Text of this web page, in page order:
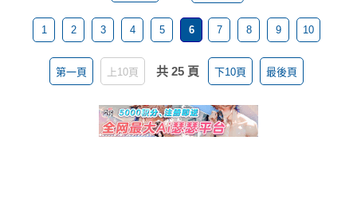
1 2 3 4 5 6 7 8 9 10
第一頁 上10頁 共 25 頁 下10頁 最後頁